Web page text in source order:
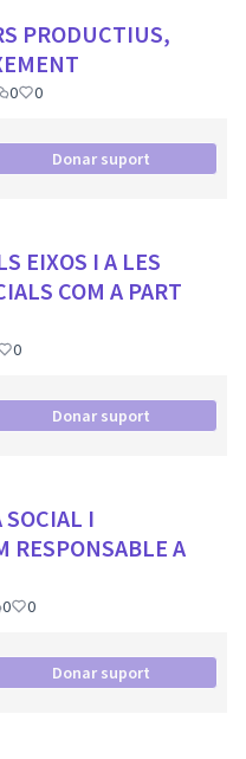
PRODUCTIUS,
0 0
Donar suport
EIXOS I A LES
COM A PART
0
Donar suport
SOCIAL I
RESPONSABLE A
0 0
Donar suport